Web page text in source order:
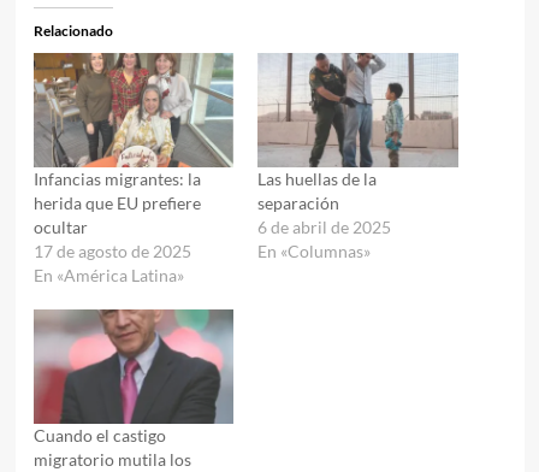
Relacionado
Infancias migrantes: la
herida que EU prefiere
ocultar
17 de agosto de 2025
En «América Latina»
Las huellas de la
separación
6 de abril de 2025
En «Columnas»
Cuando el castigo
migratorio mutila los